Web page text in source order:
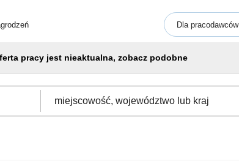
Dla pracodawców
pracy jest nieaktualna, zobacz podobne